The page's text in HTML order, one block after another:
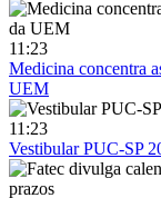
11:23
Medicina concentra
UEM
11:23
Vestibular PUC-SP